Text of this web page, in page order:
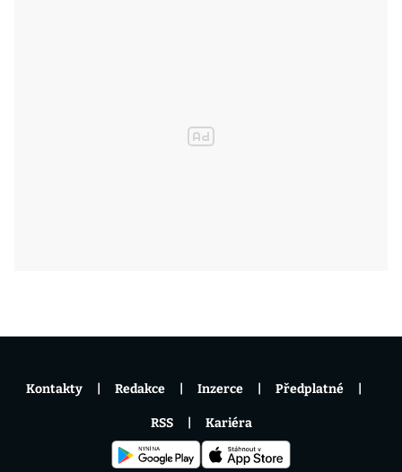
Kontakty Redakce Inzerce Předplatné
RSS Kariéra